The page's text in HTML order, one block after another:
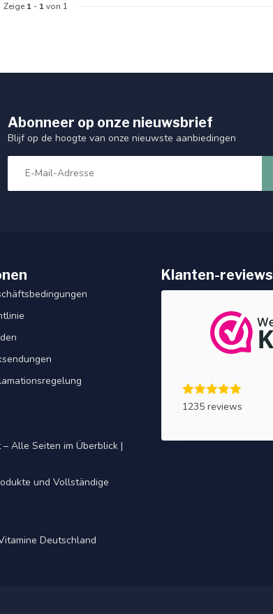
Zeige 1 - 1von 1
Abonneer op onze nieuwsbrief
Blijf op de hoogte van onze nieuwste aanbiedingen
Alle Seiten im Überblick |
und Vollständige
Deutschland
Klanten-reviews
1235 reviews